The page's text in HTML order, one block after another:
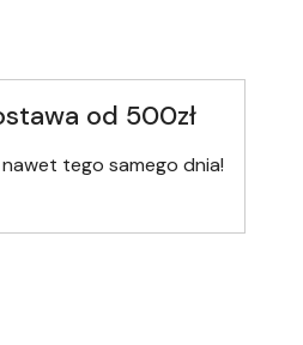
od 500zł
tego samego dnia!